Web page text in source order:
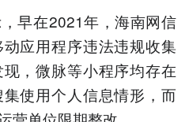
早在2021年，海南网信
应用程序违法违规收集
，微脉等小程序均存在
使用个人信息情形，而